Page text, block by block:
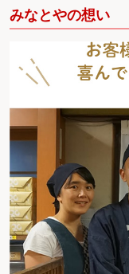
みなとやの想い